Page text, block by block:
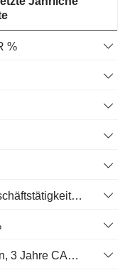
%
Gewinne aus fortlaufenden Geschäftstätigkeiten, 3 Jahre KAGR %
Normalisiertes Nettoeinkommen, 3 Jahre CAGR %